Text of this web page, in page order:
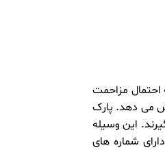
احتمال مزاحمت
می دهد. پارک
این وسیله
شماره های